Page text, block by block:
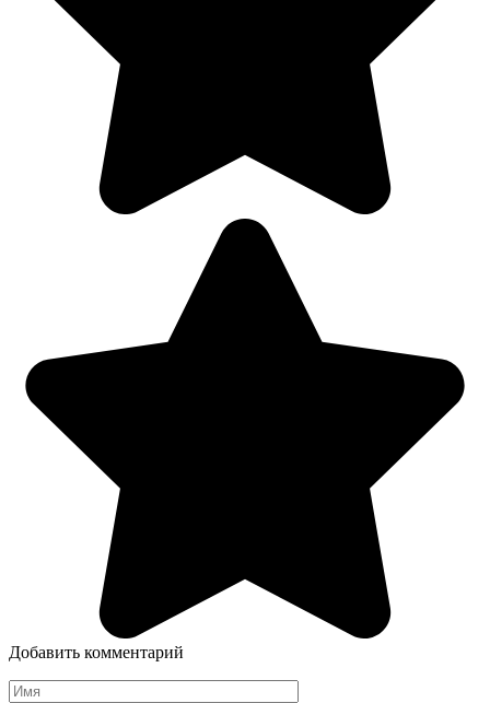
Добавить комментарий
Имя